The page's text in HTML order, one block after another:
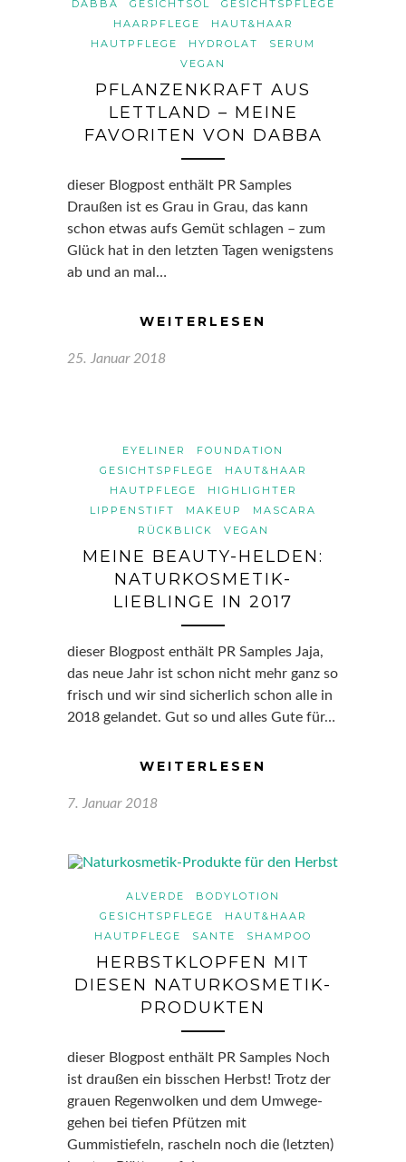
DABBA GESICHTSÖL
GESICHTSPFLEGE
HAARPFLEGE
HAUT&HAAR
HAUTPFLEGE
HYDROLAT
SERUM
VEGAN
PFLANZENKRAFT AUS
LETTLAND – MEINE
FAVORITEN VON DABBA
dieser Blogpost enthält PR Samples
Draußen ist es Grau in Grau, das kann
schon etwas aufs Gemüt schlagen – zum
Glück hat in den letzten Tagen wenigstens
ab und an mal…
WEITERLESEN
25. Januar 2018
EYELINER
FOUNDATION
GESICHTSPFLEGE
HAUT&HAAR
HAUTPFLEGE
HIGHLIGHTER
LIPPENSTIFT
MAKEUP
MASCARA
RÜCKBLICK
VEGAN
MEINE BEAUTY-HELDEN:
NATURKOSMETIK-
LIEBLINGE IN 2017
dieser Blogpost enthält PR Samples Jaja,
das neue Jahr ist schon nicht mehr ganz so
frisch und wir sind sicherlich schon alle in
2018 gelandet. Gut so und alles Gute für…
WEITERLESEN
7. Januar 2018
ALVERDE
BODYLOTION
GESICHTSPFLEGE
HAUT&HAAR
HAUTPFLEGE
SANTE SHAMPOO
HERBSTKLOPFEN MIT
DIESEN NATURKOSMETIK-
PRODUKTEN
dieser Blogpost enthält PR Samples Noch
ist draußen ein bisschen Herbst! Trotz der
grauen Regenwolken und dem Umwege-
gehen bei tiefen Pfützen mit
Gummistiefeln, rascheln noch die (letzten)